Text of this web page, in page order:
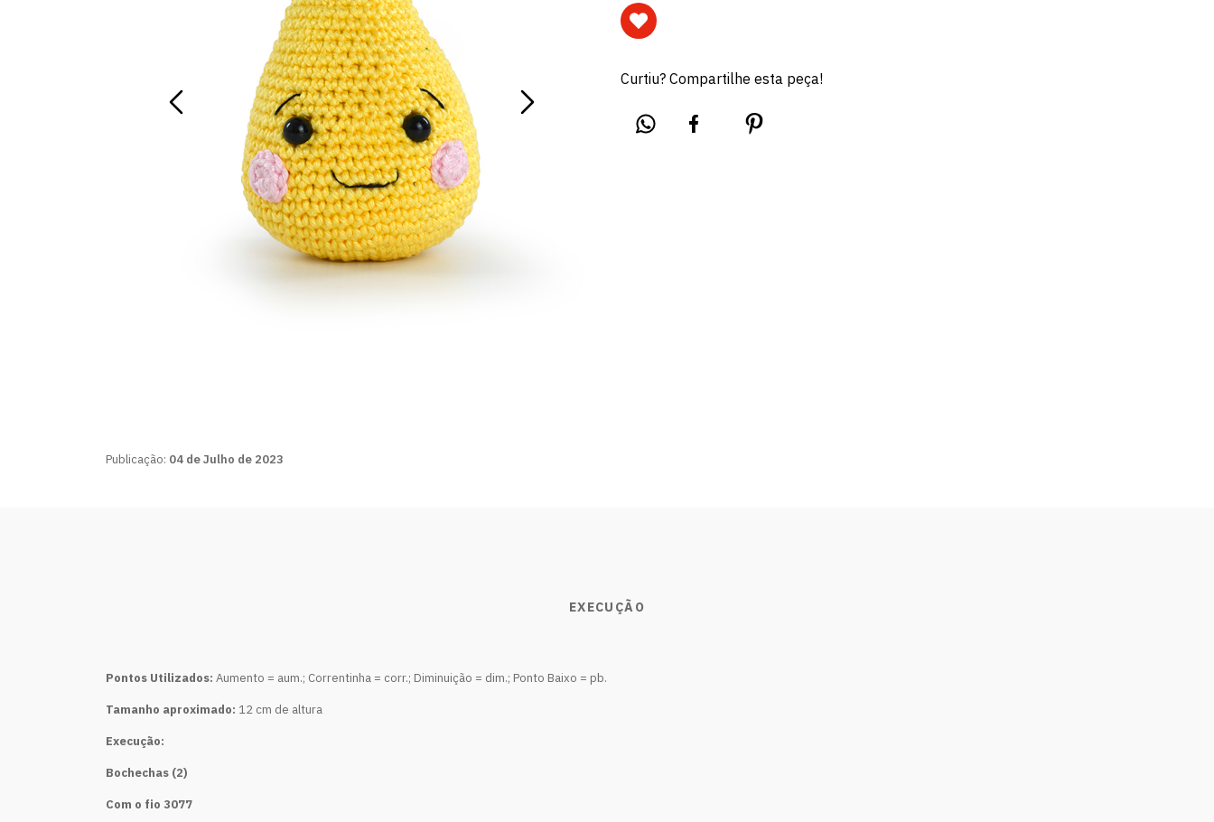
Publicação: 04 de Julho de 2023
Curtiu? Compartilhe esta peça!
EXECUÇÃO
Pontos Utilizados: Aumento = aum.; Correntinha = corr.; Diminuição = dim.; Ponto Baixo = pb.
Tamanho aproximado: 12 cm de altura
Execução:
Bochechas (2)
Com o fio 3077